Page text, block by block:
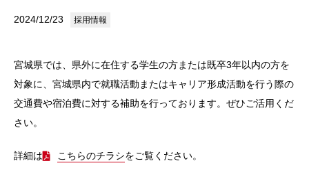
2024/12/23 採用情報
宮城県では、県外に在住する学生の方または既卒3年以内の方を
対象に、宮城県内で就職活動またはキャリア形成活動を行う際の
交通費や宿泊費に対する補助を行っております。ぜひご活用くだ
さい。
詳細は こちらのチラシをご覧ください。